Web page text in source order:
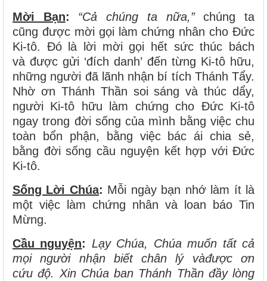
Mời Bạn: “Cả chúng ta nữa,”chúng ta
cũng được mời gọi làm chứng nhân cho Đức
Ki-tô. Đó là lời mời gọi hết sức thúc bách
và được gửi ‘đích danh’ đến từng Ki-tô hữu,
những người đã lãnh nhận bí tích Thánh Tẩy.
Nhờ ơn Thánh Thần soi sáng và thúc dẩy,
người Ki-tô hữu làm chứng cho Đức Ki-tô
ngay trong đời sống của mình bằng việc chu
toàn bổn phận, bằng việc bác ái chia sẻ,
bằng đời sống cầu nguyện kết hợp với Đức
Ki-tô.
Sống Lời Chúa: Mỗi ngày bạn nhớ làm ít là
một việc làm chứng nhân và loan báo Tin
Mừng.
Cầu nguyện: Lạy Chúa, Chúa muốn tất cả
mọi người nhận biết chân lý vàđược ơn
cứu độ. Xin Chúa ban Thánh Thần đầy lòng